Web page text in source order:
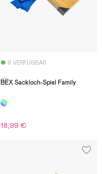
9 VERFÜGBAR
(0)
BEX Sackloch-Spiel Family
18,99 €